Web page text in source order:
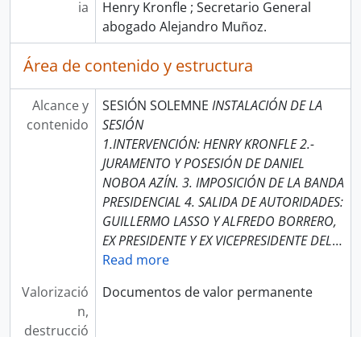
ia
Henry Kronfle ; Secretario General
abogado Alejandro Muñoz.
Área de contenido y estructura
Alcance y
contenido
SESIÓN SOLEMNE INSTALACIÓN DE LA
SESIÓN
1.INTERVENCIÓN: HENRY KRONFLE 2.-
JURAMENTO Y POSESIÓN DE DANIEL
NOBOA AZÍN. 3. IMPOSICIÓN DE LA BANDA
PRESIDENCIAL 4. SALIDA DE AUTORIDADES:
GUILLERMO LASSO Y ALFREDO BORRERO,
EX PRESIDENTE Y EX VICEPRESIDENTE DEL…
Read more
Valorizació
n,
destrucció
Documentos de valor permanente